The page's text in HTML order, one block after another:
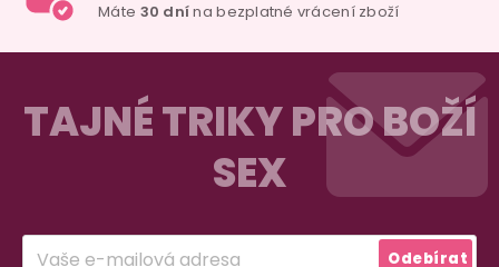
TAJNÉ TRIKY PRO BOŽÍ
SEX
Odebírat